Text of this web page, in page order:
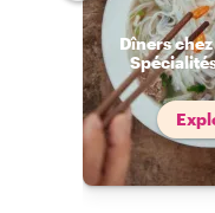
Dîners